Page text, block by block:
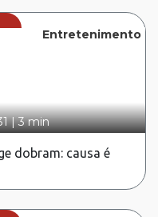
Entretenimento
|3 min
dobram: causa é